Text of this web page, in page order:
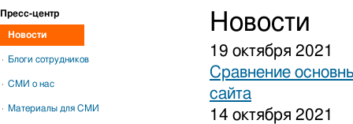
Новости
19 октября 2021
Сравнение
сайта
14 октября 2021
Пресс-центр
Новости
Блоги сотрудников
СМИ о нас
Материалы для СМИ